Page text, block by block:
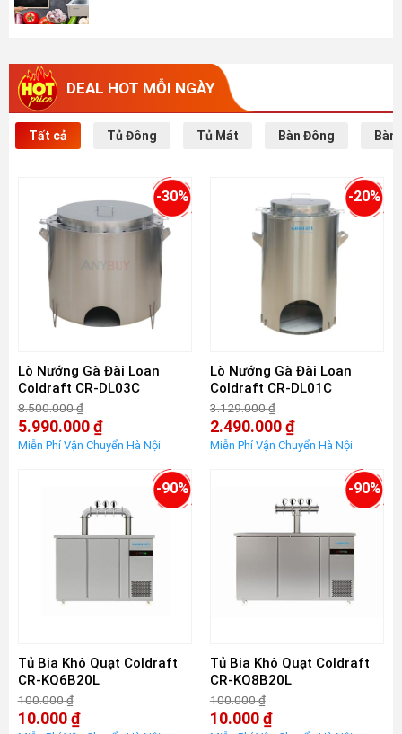
DEAL HOT MỖI NGÀY
Tất cả Tủ Đông Tủ Mát Bàn Đông Bàn
-30%
Lò Nướng Gà Đài Loan
Coldraft CR-DL03C
8.500.000₫
Giá
gốc
là:
5.990.000₫
Giá
-20%
Lò Nướng Gà Đài Loan
Coldraft CR-DL01C
3.129.000₫
Giá
gốc
là:
2.490.000₫
Giá
-90%
Tủ Bia Khô Quạt Coldraft
CR-KQ6B20L
100.000₫
Giá
gốc
10.000₫
-90%
Tủ Bia Khô Quạt Coldraft
CR-KQ8B20L
100.000₫
Giá
gốc
10.000₫